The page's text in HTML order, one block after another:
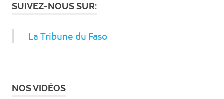
SUIVEZ-NOUS SUR:
La Tribune du Faso
NOS VIDÉOS